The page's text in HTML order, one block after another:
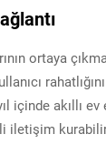
ortaya
içinde akıllı